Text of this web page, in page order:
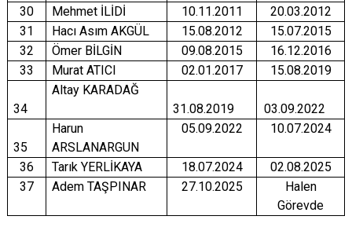
30
Mehmet İLİDİ 10.11.2011
20.03.2012
31
Hacı Asım AKGÜL 15.08.2012
15.07.2015
32
Ömer BİLGİN 09.08.2015
16.12.2016
33
Murat ATICI 02.01.2017 15.08.2019
34
Altay KARADAĞ
31.08.2019
03.09.2022
35
Harun
ARSLANARGUN
05.09.2022 10.07.2024
36 Tarık YERLİKAYA 18.07.2024
02.08.2025
37
Adem TAŞPINAR 27.10.2025
Halen
Görevde